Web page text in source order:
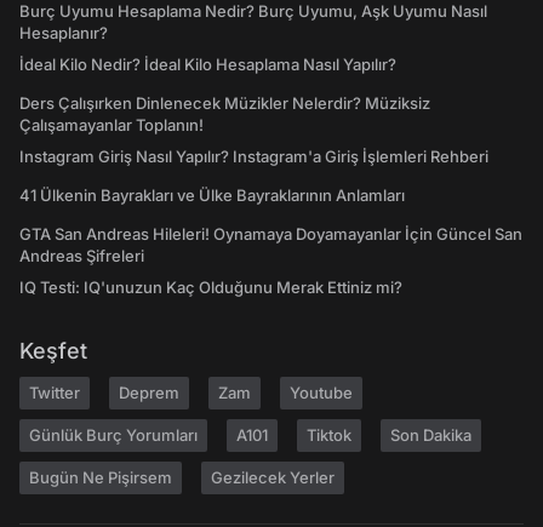
Burç Uyumu Hesaplama Nedir? Burç Uyumu, Aşk Uyumu Nasıl
Hesaplanır?
İdeal Kilo Nedir? İdeal Kilo Hesaplama Nasıl Yapılır?
Ders Çalışırken Dinlenecek Müzikler Nelerdir? Müziksiz
Çalışamayanlar Toplanın!
Instagram Giriş Nasıl Yapılır? Instagram'a Giriş İşlemleri Rehberi
41 Ülkenin Bayrakları ve Ülke Bayraklarının Anlamları
GTA San Andreas Hileleri! Oynamaya Doyamayanlar İçin Güncel San
Andreas Şifreleri
IQ Testi: IQ'unuzun Kaç Olduğunu Merak Ettiniz mi?
Keşfet
Twitter Deprem Zam Youtube
Günlük Burç Yorumları A101 Tiktok Son Dakika
Bugün Ne Pişirsem Gezilecek Yerler